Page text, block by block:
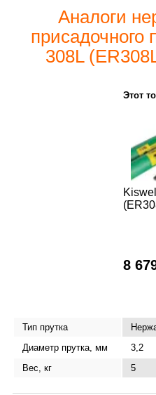
Аналоги
присадочного
308L
Этот
8
Тип прутка
Диаметр прутка, мм
3,2
Вес, кг
5